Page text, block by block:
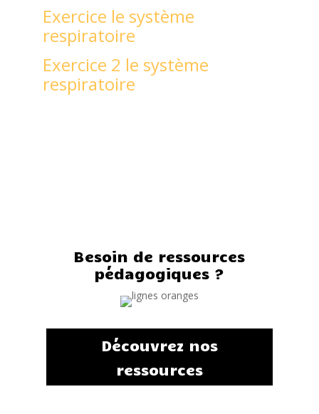
Exercice le système
respiratoire
Exercice 2 le système
respiratoire
Besoin de ressources
pédagogiques ?
Découvrez nos
ressources